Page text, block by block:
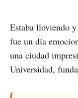
Estaba lloviendo
fue un día
una ciudad
Universidad,